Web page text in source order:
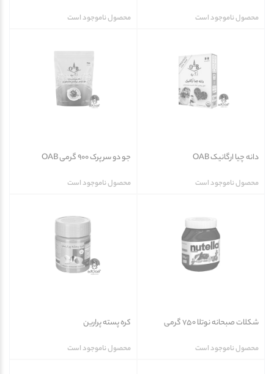
محصول ناموجود است محصول ناموجود است
دانه چیا ارگانیک OAB
محصول ناموجود است
جو دو سر پرک 900 گرمی OAB
محصول ناموجود است
شکلات صبحانه نوتلا 750 گرمی
محصول ناموجود است
کره پسته پرارین
محصول ناموجود است